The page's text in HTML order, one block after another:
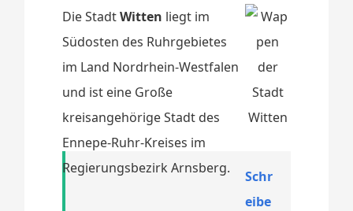
Die StadtWitten liegt im
Südosten des Ruhrgebietes
im Land Nordrhein-Westfalen
und ist eine Große
kreisangehörige Stadt des
Ennepe-Ruhr-Kreises im
Regierungsbezirk Arnsberg.
Schr
eibe